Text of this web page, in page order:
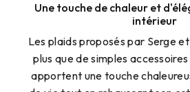
Une touche de chaleur et
intérieur
Les plaids proposés par Serge
plus que de simples
apportent une touche